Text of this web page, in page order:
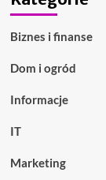
Biznes i finanse
Dom i ogród
Informacje
IT
Marketing